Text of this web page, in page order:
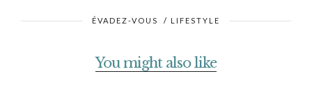
ÉVADEZ-VOUS / LIFESTYLE
You might also like